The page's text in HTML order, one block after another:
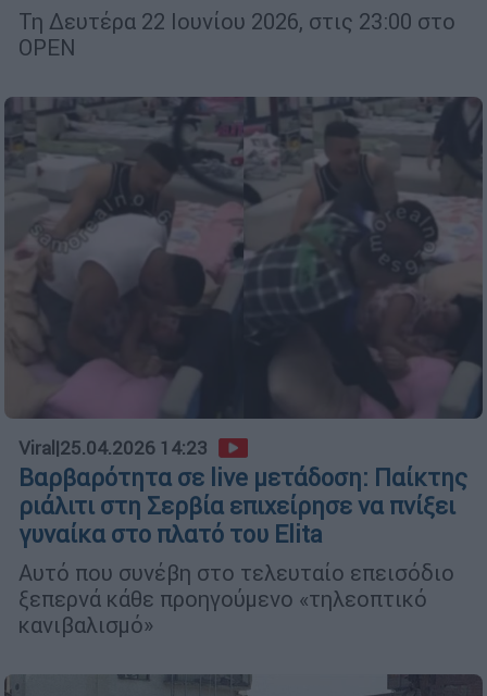
Τη Δευτέρα 22 Ιουνίου 2026, στις 23:00 στο
ΟΡΕΝ
Viral |25.04.2026 14:23
Βαρβαρότητα σε live μετάδοση: Παίκτης
ριάλιτι στη Σερβία επιχείρησε να πνίξει
γυναίκα στο πλατό του Elita
Αυτό που συνέβη στο τελευταίο επεισόδιο
ξεπερνά κάθε προηγούμενο «τηλεοπτικό
κανιβαλισμό»